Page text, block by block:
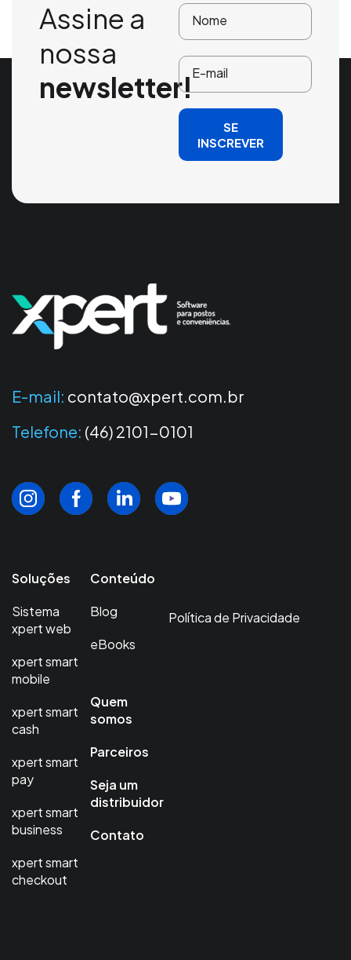
Assine a
nossa
newsletter!
SE
INSCREVER
E-mail: contato@xpert.com.br
Telefone: (46) 2101-0101
Soluções
Sistema
xpert web
xpert smart
mobile
xpert smart
cash
xpert smart
pay
xpert smart
business
xpert smart
checkout
Conteúdo
Blog
eBooks
Quem
somos
Parceiros
Seja um
distribuidor
Contato
Política de Privacidade